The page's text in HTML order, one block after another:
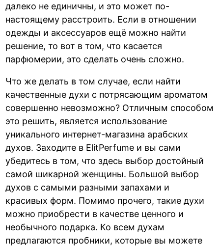
далеко не единичны, и это может по-
настоящему расстроить. Если в отношении
одежды и аксессуаров ещё можно найти
решение, то вот в том, что касается
парфюмерии, это сделать очень сложно.
Что же делать в том случае, если найти
качественные духи с потрясающим ароматом
совершенно невозможно? Отличным способом
это решить, является использование
уникального интернет-магазина арабских
духов. Заходите в ElitPerfume и вы сами
убедитесь в том, что здесь выбор достойный
самой шикарной женщины. Большой выбор
духов с самыми разными запахами и
красивых форм. Помимо прочего, такие духи
можно приобрести в качестве ценного и
необычного подарка. Ко всем духам
предлагаются пробники, которые вы можете